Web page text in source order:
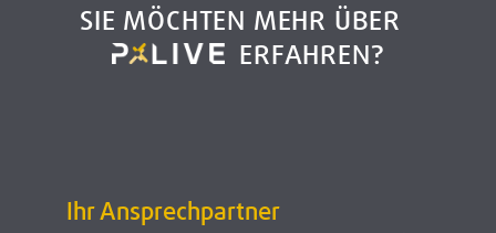
SIE MÖCHTEN MEHR ÜBER
ERFAHREN?
Ihr Ansprechpartner